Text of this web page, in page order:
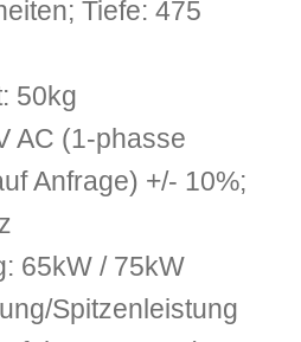
Tiefe: 475
50kg
AC (1-phasse
Anfrage) +/- 10%;
65kW / 75kW
Spitzenleistung